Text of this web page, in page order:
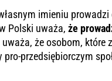
imieniu
Polski uważa,że
że osobom, które
przedsiębiorczym